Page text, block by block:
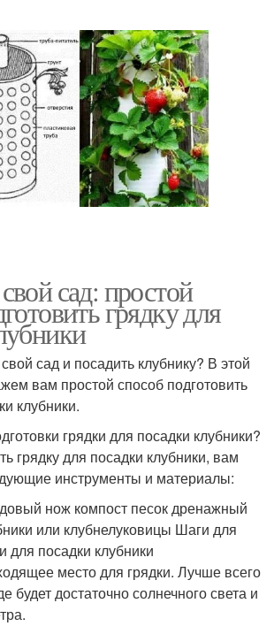
сад: простой
грядку для
сад и посадить клубнику? В этой
вам простой способ подготовить
клубники.
грядки для посадки клубники?
грядку для посадки клубники, вам
инструменты и материалы:
нож компост песок дренажный
или клубнелуковицы Шаги для
для посадки клубники
место для грядки. Лучше всего
будет достаточно солнечного света и